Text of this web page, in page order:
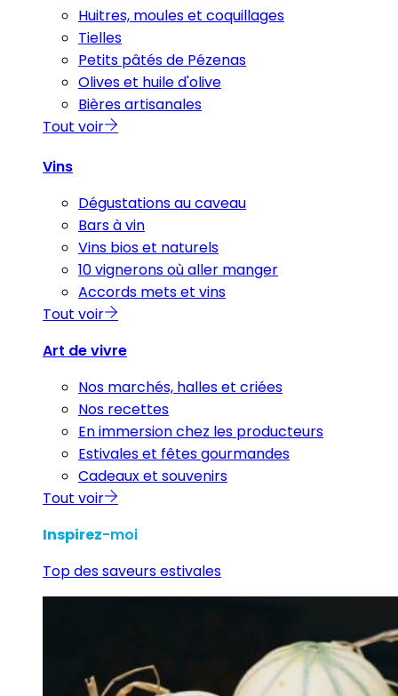
Huitres, moules et coquillages
Tielles
Petits pâtés de Pézenas
Olives et huile d'olive
Bières artisanales
Tout voir
Vins
Dégustations au caveau
Bars à vin
Vins bios et naturels
10 vignerons où aller manger
Accords mets et vins
Tout voir
Art de vivre
Nos marchés, halles et criées
Nos recettes
En immersion chez les producteurs
Estivales et fêtes gourmandes
Cadeaux et souvenirs
Tout voir
Inspirez-moi
Top des saveurs estivales